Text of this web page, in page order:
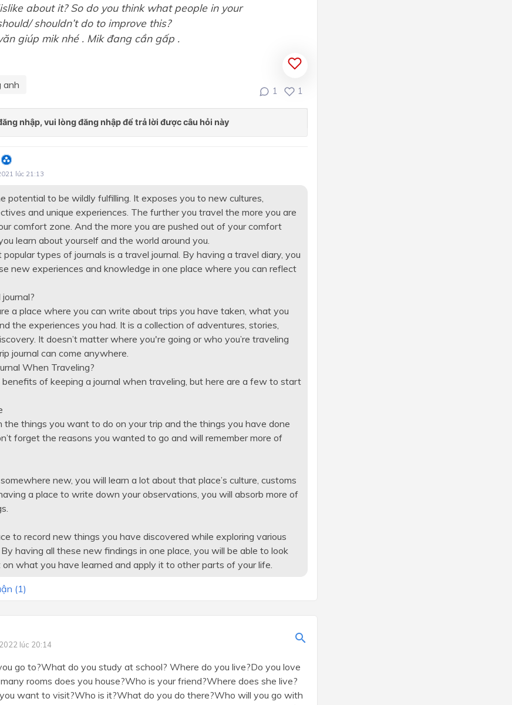
about it? So do you think what people in your
shouldn’t do to improve this?
giúp mik nhé . Mik đang cần gấp .
anh
1 1
lúc 21:13
potential to be wildly fulfilling. It exposes you to new cultures,
and unique experiences. The further you travel the more you are
comfort zone. And the more you are pushed out of your comfort
learn about yourself and the world around you.
types of journals is a travel journal. By having a travel diary, you
new experiences and knowledge in one place where you can reflect
a place where you can write about trips you have taken, what you
the experiences you had. It is a collection of adventures, stories,
It doesn’t matter where you're going or who you’re traveling
journal can come anywhere.
When Traveling?
benefits of keeping a journal when traveling, but here are a few to start
the things you want to do on your trip and the things you have done
forget the reasons you wanted to go and will remember more of
new, you will learn a lot about that place’s culture, customs
a place to write down your observations, you will absorb more of
to record new things you have discovered while exploring various
having all these new findings in one place, you will be able to look
what you have learned and apply it to other parts of your life.
(1)
lúc 20:14
go to?What do you study at school? Where do you live?Do you love
rooms does you house?Who is your friend?Where does she live?
want to visit?Who is it?What do you do there?Who will you go with